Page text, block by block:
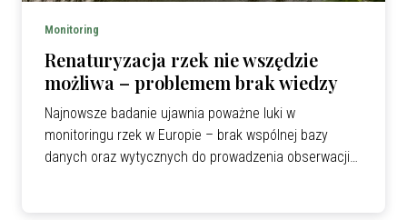
Monitoring
Renaturyzacja rzek nie wszędzie
możliwa – problemem brak wiedzy
Najnowsze badanie ujawnia poważne luki w
monitoringu rzek w Europie – brak wspólnej bazy
danych oraz wytycznych do prowadzenia obserwacji